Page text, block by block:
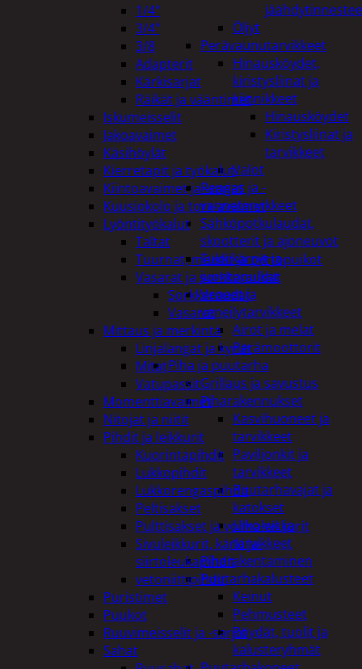
Öljyt
Perävaunutarvikkeet
Hinausköydet,
kiristysliinat ja
kiinnikkeet
Hinausköydet
Kiristysliinat ja
tarvikkeet
Valot
Rengas ja -
vannetarvikkeet
Sähköpotkulaudat,
skootterit ja ajoneuvot
Tukkikärryt ja
juontopulkat
Veneet ja
veneilytarvikkeet
Airot ja melat
Perämoottorit
Piha ja puutarha
Grillaus ja savustus
Piharakennukset
Kasvihuoneet ja
tarvikkeet
Paviljonkit ja
tarvikkeet
Puutarhavajat ja
katokset
Ulko-wc ja
tarvikkeet
Piharakentaminen
Puutarhakalusteet
Keinut
Pehmusteet
Pöydät, tuolit ja
kalusteryhmät
1/4"
3/4"
3/8
Adapterit
Kärkisarjat
Räikät ja vääntimet
Iskumeisselit
Jakoavaimet
Käsihöylät
Kierretapit ja työkalut
Kiintoavaimet ja -sarjat
Kuusiokolo ja torx-avaimet
Lyöntityökalut
Taltat
Tuurnat, meistit ja piirtopuikot
Vasarat ja sorkkaraudat
Sorkkaraudat
Vasarat
Mittaus ja merkintä
Linjalangat ja kynät
Mitat
Vatupassit
Momenttiavaimet
Nitojat ja niitit
Pihdit ja leikkurit
Kuorintapihdit
Lukkopihdit
Lukkorengaspihdit
Peltisakset
Pulttisakset ja voimaleikkurit
Sivuleikkurit, kärki ja-
siirtoleukapihdit
vetoniittipihdit
Puristimet
Puukot
Ruuvimeisselit ja -sarjat
Sahat